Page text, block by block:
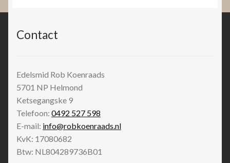
Contact
Edelsmid Rob Koenraads
5701 NP Helmond
Ketsegangske 9
Telefoon: 0492 527 598
E-mail: info@robkoenraads.nl
KvK: 17080682
Btw: NL804289736B01